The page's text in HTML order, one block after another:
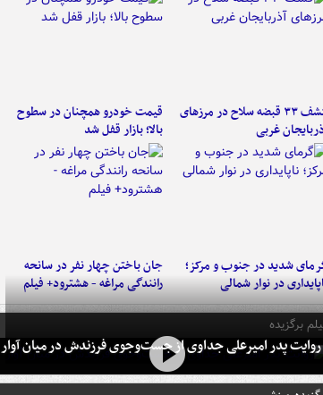
کشف ۳۳ قبضه سلاح در مرزهای
غربی
قیمت خودرو همچنان در سطوح
بالا؛ بازار قفل شد
شدید در جنوب و مرکز؛
در نوار شمالی
جان باختن چهار نفر در سانحه
رانندگی مراغه - هشترود+ فیلم
برگزیده
روایت پدر امیرعلی جداوی از جست‌وجوی فرزندش در میان آوار